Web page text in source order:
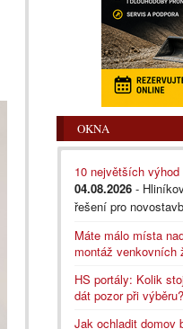
OKNA
10 největších
04.08.2026 -
řešení pro
Máte málo místa
montáž venkovních
HS portály: Kolik
dát pozor při výběru?
Jak ochladit domov